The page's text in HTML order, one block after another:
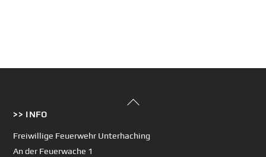
Back
>> INFO
Freiwillige Feuerwehr Unterhaching
An der Feuerwache 1